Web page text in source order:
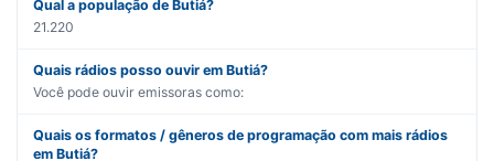
Qual a população de Butiá?
21.220
Quais rádios posso ouvir em Butiá?
Você pode ouvir emissoras como:
Quais os formatos / gêneros de programação com mais rádios
em Butiá?